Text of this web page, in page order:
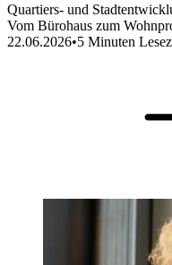
Quartiers- und
Vom Bürohaus zum
22.06.2026•5 Minuten